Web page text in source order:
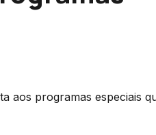
aos programas especiais